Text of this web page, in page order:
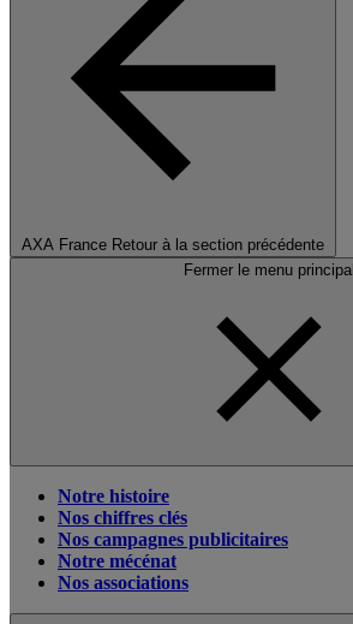
AXA France Retour à la section précédente
Fermer le menu principal
Notre histoire
Nos chiffres clés
Nos campagnes publicitaires
Notre mécénat
Nos associations